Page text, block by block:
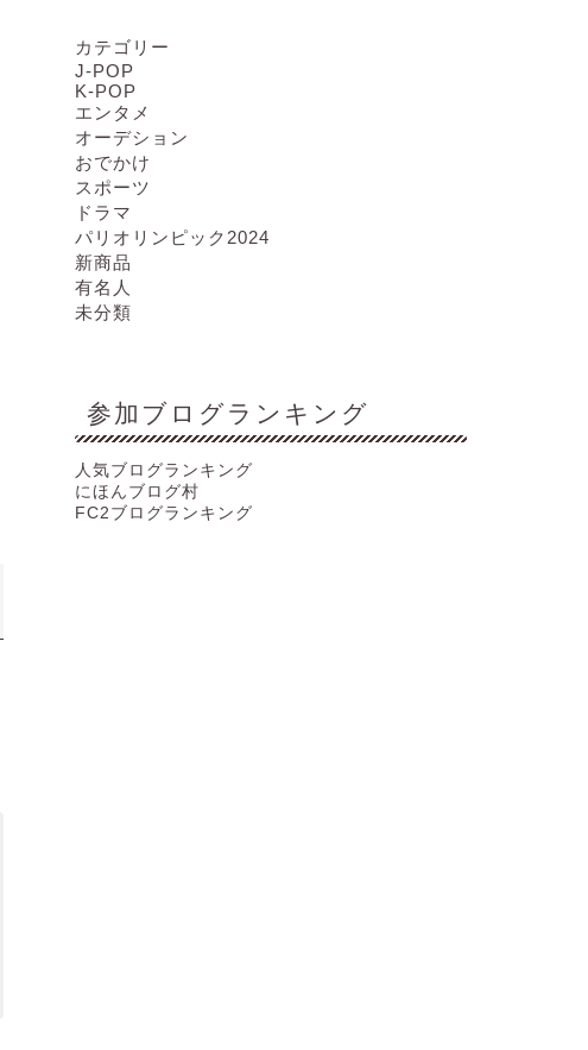
カテゴリー
J-POP
K-POP
エンタメ
オーデション
おでかけ
スポーツ
ドラマ
パリオリンピック2024
新商品
有名人
未分類
参加ブログランキング
人気ブログランキング
にほんブログ村
FC2ブログランキング